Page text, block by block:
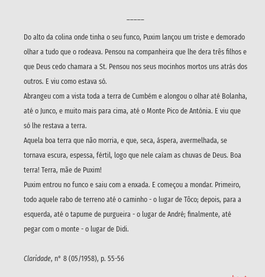
Do alto da colina onde tinha o seu funco, Puxim lançou um triste e demorado
olhar a tudo que o rodeava. Pensou na companheira que lhe dera três filhos e
que Deus cedo chamara a St. Pensou nos seus mocinhos mortos uns atrás dos
outros. E viu como estava só.
Abrangeu com a vista toda a terra de Cumbém e alongou o olhar até Bolanha,
até o Junco, e muito mais para cima, até o Monte Pico de Antónia. E viu que
só lhe restava a terra.
Aquela boa terra que não morria, e que, seca, áspera, avermelhada, se
tornava escura, espessa, fértil, logo que nele caíam as chuvas de Deus. Boa
terra! Terra, mãe de Puxim!
Puxim entrou no funco e saiu com a enxada. E começou a mondar. Primeiro,
todo aquele rabo de terreno até o caminho - o lugar de Tôco; depois, para a
esquerda, até o tapume de purgueira - o lugar de André; finalmente, até
pegar com o monte - o lugar de Didi.
Claridade, n° 8 (05/1958), p. 55-56